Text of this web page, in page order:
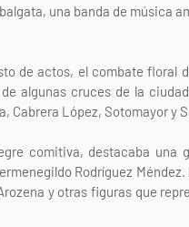
una banda de música
de actos, el combate floral
algunas cruces de la
Cabrera López, Sotomayor y
comitiva, destacaba una
Rodríguez
y otras figuras que